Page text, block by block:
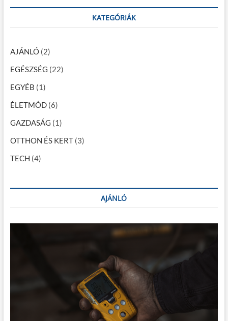
n
a
v
i
g
á
c
i
ó
r
h
KATEGÓRIÁK
AJÁNLÓ(2)
EGÉSZSÉG (22)
EGYÉB (1)
ÉLETMÓD(6)
GAZDASÁG (1)
OTTHON ÉS KERT(3)
TECH (4)
AJÁNLÓ